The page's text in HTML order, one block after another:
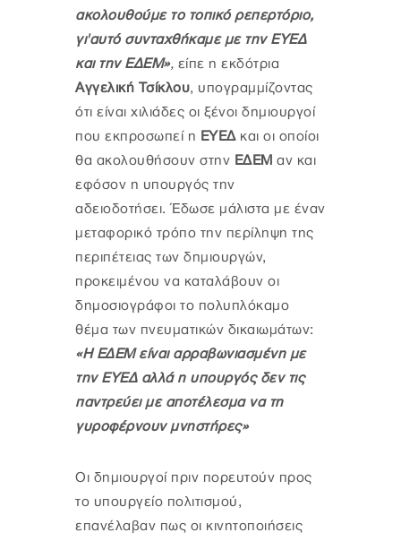
ακολουθούμε το τοπικό ρεπερτόριο,
γι'αυτό συνταχθήκαμε με την ΕΥΕΔ
και την ΕΔΕΜ», είπε η εκδότρια
Αγγελική Τσίκλου, υπογραμμίζοντας
ότι είναι χιλιάδες οι ξένοι δημιουργοί
που εκπροσωπεί η ΕΥΕΔκαι οι οποίοι
θα ακολουθήσουν στην ΕΔΕΜ αν και
εφόσον η υπουργός την
αδειοδοτήσει. Έδωσε μάλιστα με έναν
μεταφορικό τρόπο την περίληψη της
περιπέτειας των δημιουργών,
προκειμένου να καταλάβουν οι
δημοσιογράφοι το πολυπλόκαμο
θέμα των πνευματικών δικαιωμάτων:
«Η ΕΔΕΜ είναι αρραβωνιασμένη με
την ΕΥΕΔ αλλά η υπουργός δεν τις
παντρεύει με αποτέλεσμα να τη
γυροφέρνουν μνηστήρες»
Οι δημιουργοί πριν πορευτούν προς
το υπουργείο πολιτισμού,
επανέλαβαν πως οι κινητοποιήσεις